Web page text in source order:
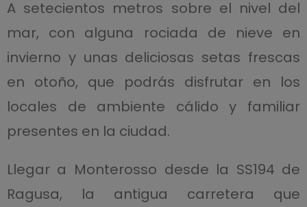
A setecientos metros sobre el nivel del
mar, con alguna rociada de nieve en
invierno y unas deliciosas setas frescas
en otoño, que podrás disfrutar en los
locales de ambiente cálido y familiar
presentes en la ciudad.
Llegar a Monterosso desde la SS194 de
Ragusa, la antigua carretera que